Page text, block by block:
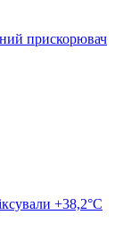
прискорювач
+38,2°С